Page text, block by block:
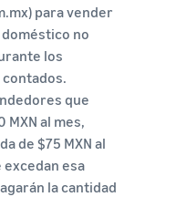
para vender
no
los
contados.
que
al mes,
de $75 MXN al
esa
la cantidad